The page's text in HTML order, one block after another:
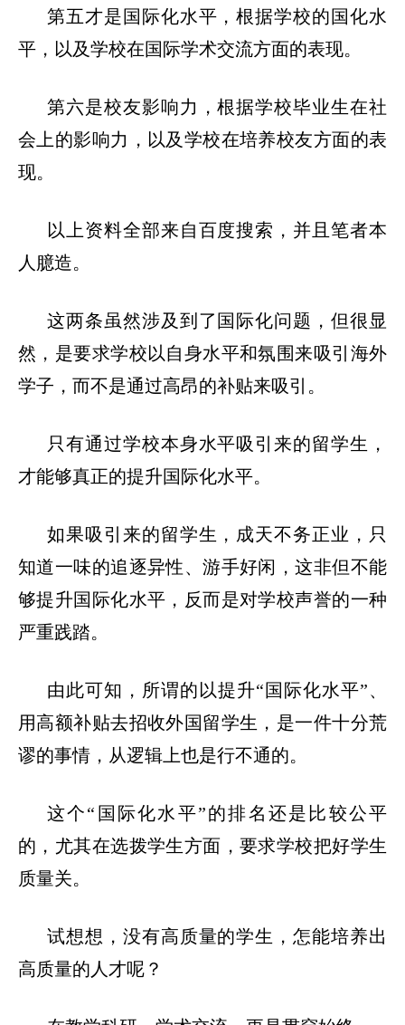
第五才是国际化水平，根据学校的国化水
平，以及学校在国际学术交流方面的表现。
第六是校友影响力 ，根据学校毕业生在社
会上的影响力，以及学校在培养校友方面的表
现。
以上资料全部来自百度搜索，并且笔者本
人臆造。
这两条虽然涉及到了国际化问题，但很显
然，是要求学校以自身水平和氛围来吸引海外
学子，而不是通过高昂的补贴来吸引。
只有通过学校本身水平吸引来的留学生，
才能够真正的提升国际化水平。
如果吸引来的留学生，成天不务正业，只
知道一味的追逐异性、游手好闲，这非但不能
够提升国际化水平，反而是对学校声誉的一种
严重践踏。
由此可知，所谓的以提升“国际化水平”、
用高额补贴去招收外国留学生，是一件十分荒
谬的事情，从逻辑上也是行不通的。
这个“国际化水平”的排名还是比较公平
的，尤其在选拨学生方面，要求学校把好学生
质量关。
试想想，没有高质量的学生，怎能培养出
高质量的人才呢？